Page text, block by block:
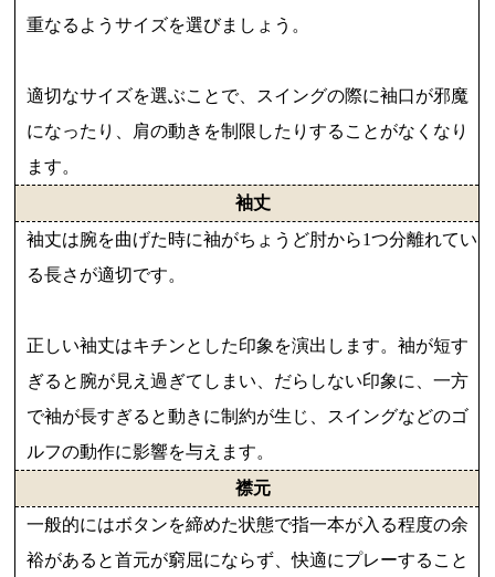
重なるようサイズを選びましょう。
適切なサイズを選ぶことで、スイングの際に袖口が邪魔
になったり、肩の動きを制限したりすることがなくなり
ます。
袖丈
袖丈は腕を曲げた時に袖がちょうど肘から1つ分離れてい
る長さが適切です。
正しい袖丈はキチンとした印象を演出します。袖が短す
ぎると腕が見え過ぎてしまい、だらしない印象に、一方
で袖が長すぎると動きに制約が生じ、スイングなどのゴ
ルフの動作に影響を与えます。
襟元
一般的にはボタンを締めた状態で指一本が入る程度の余
裕があると首元が窮屈にならず、快適にプレーすること